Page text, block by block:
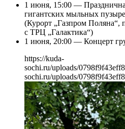
1 июня, 15:00 —
гигантских мыльных
(Курорт „Газпром Поляна“,
с ТРЦ „Галактика“)
1 июня, 20:00 — Концерт
https://kuda-
sochi.ru/uploads/
sochi.ru/uploads/